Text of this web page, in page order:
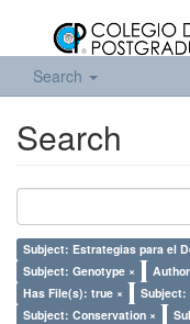
Search
Search
Subject: Estrategias para el
Subject: Genotype ×
Has File(s): true ×
Subject:
Subject: Conservation ×